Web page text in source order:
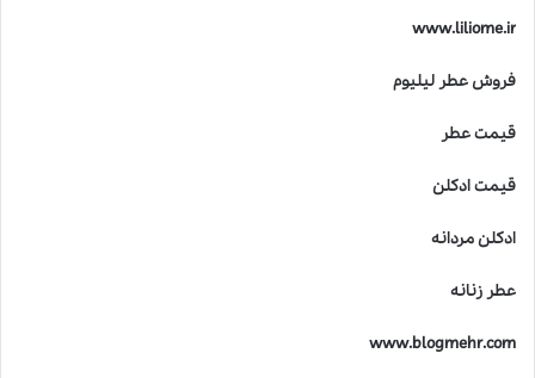
www.liliome.ir
فروش عطر لیلیوم
قیمت عطر
قیمت ادکلن
ادکلن مردانه
عطر زنانه
www.blogmehr.com